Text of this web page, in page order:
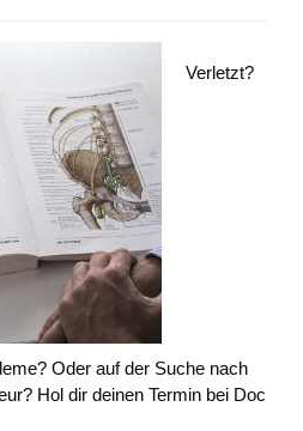
Verletzt?
Oder auf der Suche nach
Hol dir deinen Termin bei Doc